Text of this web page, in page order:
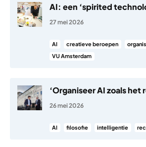
AI: een ‘spirited
27 mei 2026
AI creatieve beroepen
VU Amsterdam
‘Organiseer AI zoals het
26 mei 2026
AI filosofie intelligentie